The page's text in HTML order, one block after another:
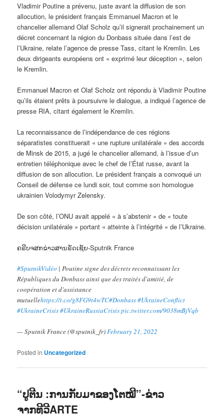
Vladimir Poutine a prévenu, juste avant la diffusion de son
allocution, le président français Emmanuel Macron et le
chancelier allemand Olaf Scholz qu’il signerait prochainement un
décret concernant la région du Donbass située dans l’est de
l’Ukraine, relate l’agence de presse Tass, citant le Kremlin. Les
deux dirigeants européens ont « exprimé leur déception », selon
le Kremlin.
Emmanuel Macron et Olaf Scholz ont répondu à Vladimir Poutine
qu’ils étaient prêts à poursuivre le dialogue, a indiqué l’agence de
presse RIA, citant également le Kremlin.
La reconnaissance de l’indépendance de ces régions
séparatistes constituerait « une rupture unilatérale » des accords
de Minsk de 2015, a jugé le chancelier allemand, à l’issue d’un
entretien téléphonique avec le chef de l’État russe, avant la
diffusion de son allocution. Le président français a convoqué un
Conseil de défense ce lundi soir, tout comme son homologue
ukrainien Volodymyr Zelensky.
De son côté, l’ONU avait appelé « à s’abstenir » de « toute
décision unilatérale » portant « atteinte à l’intégrité » de l’Ukraine.
ຄຣີບຈສກຂ່າວສານຣັດເຊັຍ-Sputnik France
#SputnikVidéo | Poutine signe des décrets reconnaissant les
Républiques du Donbass ainsi que des traités d'amitié, de
coopération et d'assistance
mutuellehttps://t.co/g8FG9t4wTC#Donbass#UkraineConflict
#UkraineCrisis#UkraineRussiaCrisispic.twitter.com/9038mBjVqb
— Sputnik France (@sputnik_fr)February 21, 2022
Posted in Uncategorized
“ປູຕີນ :ການກັບມາຂອງໂຕໝີ”-ຂ່າວ
ຈາກທີວີARTE